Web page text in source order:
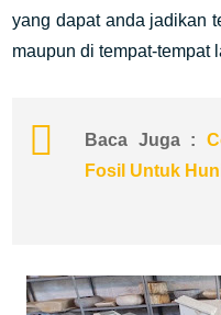
yang dapat anda jadikan
maupun di tempat-tempat
Baca Juga :
Fosil Untuk